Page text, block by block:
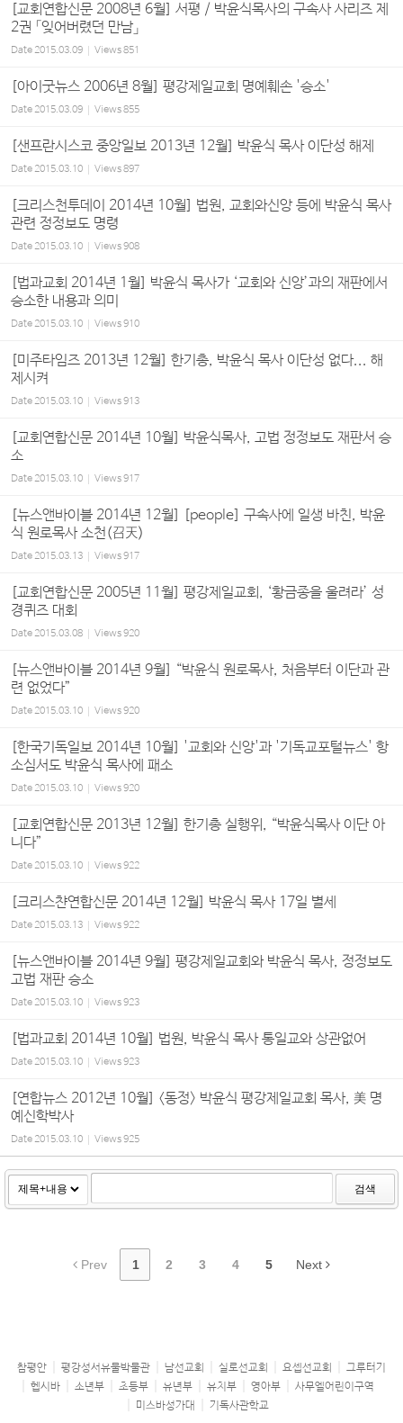
[교회연합신문 2008년 6월] 서평 / 박윤식목사의 구속사 사리즈 제
2권 「잊어버렸던 만남」
Date2015.03.09 Views851
[아이굿뉴스 2006년 8월] 평강제일교회 명예훼손 '승소'
Date2015.03.09 Views855
[샌프란시스코 중앙일보 2013년 12월] 박윤식 목사 이단성 해제
Date2015.03.10 Views897
[크리스천투데이 2014년 10월] 법원, 교회와신앙 등에 박윤식 목사
관련 정정보도 명령
Date2015.03.10 Views908
[법과교회 2014년 1월] 박윤식 목사가 ‘교회와 신앙’과의 재판에서
승소한 내용과 의미
Date2015.03.10 Views910
[미주타임즈 2013년 12월] 한기총, 박윤식 목사 이단성 없다... 해
제시켜
Date2015.03.10 Views913
[교회연합신문 2014년 10월] 박윤식목사, 고법 정정보도 재판서 승
소
Date2015.03.10 Views917
[뉴스앤바이블 2014년 12월] [people] 구속사에 일생 바친, 박윤
식 원로목사 소천(召天)
Date2015.03.13 Views917
[교회연합신문 2005년 11월] 평강제일교회, ‘황금종을 울려라’ 성
경퀴즈 대회
Date2015.03.08 Views920
[뉴스앤바이블 2014년 9월] “박윤식 원로목사, 처음부터 이단과 관
련 없었다”
Date2015.03.10 Views920
[한국기독일보 2014년 10월] '교회와 신앙'과 '기독교포털뉴스' 항
소심서도 박윤식 목사에 패소
Date2015.03.10 Views920
[교회연합신문 2013년 12월] 한기총 실행위, “박윤식목사 이단 아
니다”
Date2015.03.10 Views922
[크리스챤연합신문 2014년 12월] 박윤식 목사 17일 별세
Date2015.03.13 Views922
[뉴스앤바이블 2014년 9월] 평강제일교회와 박윤식 목사, 정정보도
고법 재판 승소
Date2015.03.10 Views923
[법과교회 2014년 10월] 법원, 박윤식 목사 통일교와 상관없어
Date2015.03.10 Views923
[연합뉴스 2012년 10월] <동정> 박윤식 평강제일교회 목사, 美 명
예신학박사
Date2015.03.10 Views925
검색
Prev 1 2 3 4 5 Next
참평안 평강성서유물박물관 남선교회 실로선교회 요셉선교회
그루터기
헵시바
소년부 초등부 유년부 유치부 영아부
사무엘어린이구역
미스바성가대
기독사관학교